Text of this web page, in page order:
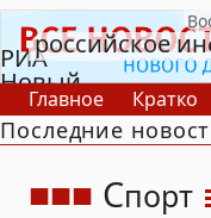
РИА
Новый
День
российское
Главное Кратко
В России
В мире
Последние
Спорт